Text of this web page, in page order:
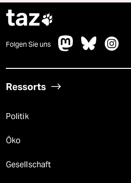
taz
Folgen Sie uns
Ressorts
Politik
Öko
Gesellschaft